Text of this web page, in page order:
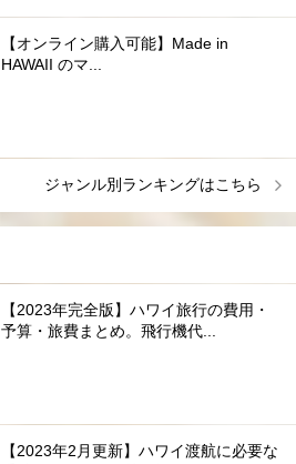
【オンライン購入可能】Made in
HAWAII のマ...
ジャンル別ランキングはこちら
【2023年完全版】ハワイ旅行の費用・
予算・旅費まとめ。飛行機代...
【2023年2月更新】ハワイ渡航に必要な